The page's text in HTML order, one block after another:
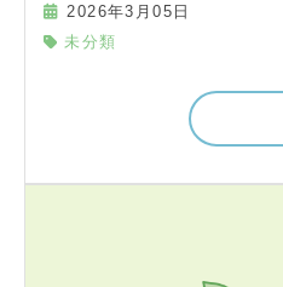
2026年3月05日
未分類